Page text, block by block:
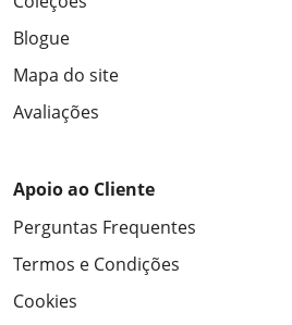
Blogue
Mapa do site
Avaliações
Apoio ao Cliente
Perguntas Frequentes
Termos e Condições
Cookies